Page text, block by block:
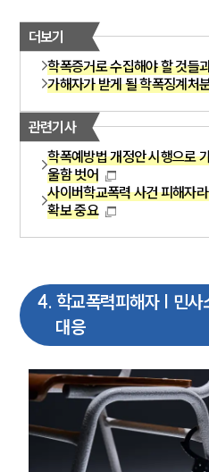
팀
더보기
학폭증거로 수집해야 할 것들
가해자가 받게 될 학폭징계처
관련기사
학폭예방법 개정안 시행으로
울함 벗어
사이버학교폭력 사건 피해자
확보 중요
4. 학교폭력피해자 | 민사
대응